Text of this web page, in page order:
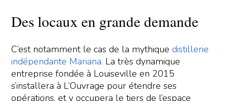
Des locaux en grande demande
C’est notamment le cas de la mythiquedistillerie
indépendante Mariana. La très dynamique
entreprise fondée à Louiseville en 2015
s’installera à L’Ouvrage pour étendre ses
opérations, et y occupera le tiers de l’espace